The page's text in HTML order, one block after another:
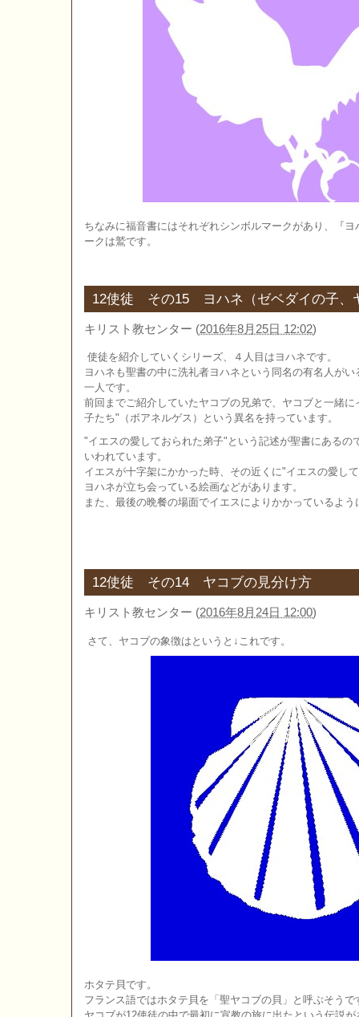
ちなみに福音書にはそれぞれシンボルマークがあり、『
ークは鷲です。
12使徒 その15 ヨハネ（ゼベダイの子、
キリスト教センター (2016年8月25日 12:02)
使徒を紹介していくシリーズ、４人目はヨハネです。
ヨハネも聖書の中に洗礼者ヨハネという同名の有名人が
一人です。
前回までご紹介していたヤコブの兄弟で、ヤコブと一緒
子たち"（ボアネルゲス）という異名を持っています。
"イエスの愛しておられた弟子"という記述が聖書にあるの
いわれています。
イエスが十字架にかかった時、その近くに"イエスの愛し
ヨハネが立ち会っている絵画などがあります。
また、最後の晩餐の場面でイエスによりかかっているよ
12使徒 その14 ヤコブの見分け方
キリスト教センター (2016年8月24日 12:00)
さて、ヤコブの象徴はというと↓これです。
ホタテ貝です。
フランス語ではホタテ貝を「聖ヤコブの貝」と呼ぶそうで